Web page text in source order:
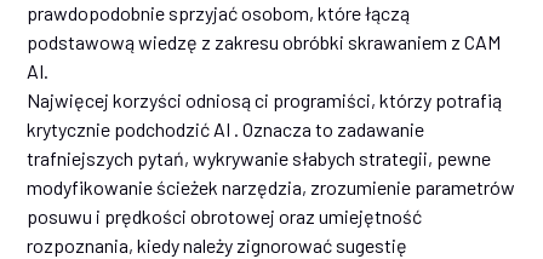
prawdopodobnie sprzyjać osobom, które łączą
podstawową wiedzę z zakresu obróbki skrawaniem z CAM
AI.
Najwięcej korzyści odniosą ci programiści, którzy potrafią
krytycznie podchodzić AI . Oznacza to zadawanie
trafniejszych pytań, wykrywanie słabych strategii, pewne
modyfikowanie ścieżek narzędzia, zrozumienie parametrów
posuwu i prędkości obrotowej oraz umiejętność
rozpoznania, kiedy należy zignorować sugestię